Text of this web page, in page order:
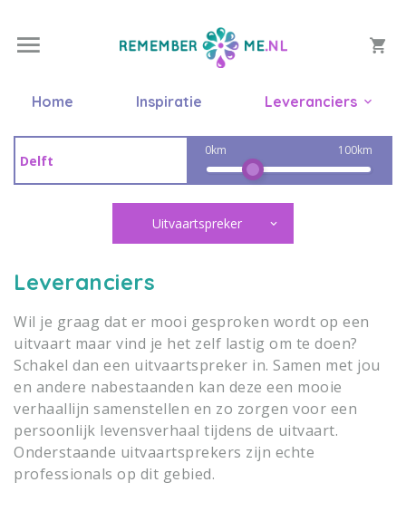
Home Inspiratie Leveranciers
0km 100km
Uitvaartspreker
Leveranciers
Wil je graag dat er mooi gesproken wordt op een
uitvaart maar vind je het zelf lastig om te doen?
Schakel dan een uitvaartspreker in. Samen met jou
en andere nabestaanden kan deze een mooie
verhaallijn samenstellen en zo zorgen voor een
persoonlijk levensverhaal tijdens de uitvaart.
Onderstaande uitvaartsprekers zijn echte
professionals op dit gebied.